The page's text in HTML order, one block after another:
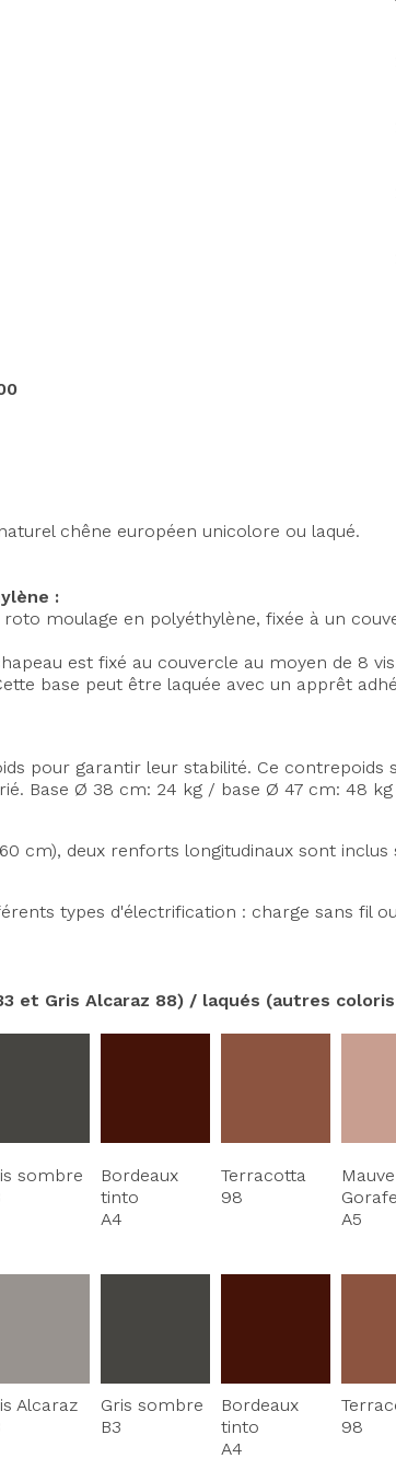
Accepter et
chêne européen unicolore ou laqué.
:
moulage en polyéthylène, fixée à un
est fixé au couvercle au moyen de 8
base peut être laquée avec un apprêt
pour garantir leur stabilité. Ce contrepoids
Base Ø 38 cm: 24 kg / base Ø 47 cm: 48
cm), deux renforts longitudinaux sont
types d'électrification : charge sans fil
et Gris Alcaraz 88) / laqués (autres
sombre
Bordeaux
tinto
A4
Terracotta
98
Mauve
Gorafe
A5
Alcaraz
Gris sombre
B3
Bordeaux
tinto
A4
98